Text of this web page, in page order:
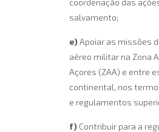
coordenação das
salvamento;
e)Apoiar as missões
aéreo militar na Zona
Açores (ZAA) e entre
continental, nos
e regulamentos
f) Contribuir para a